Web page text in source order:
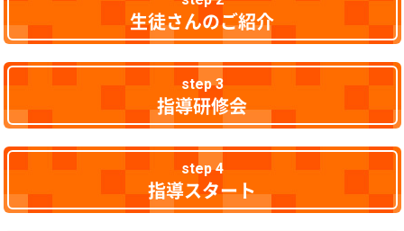
生徒さんのご紹介
step 3
指導研修会
step 4
指導スタート